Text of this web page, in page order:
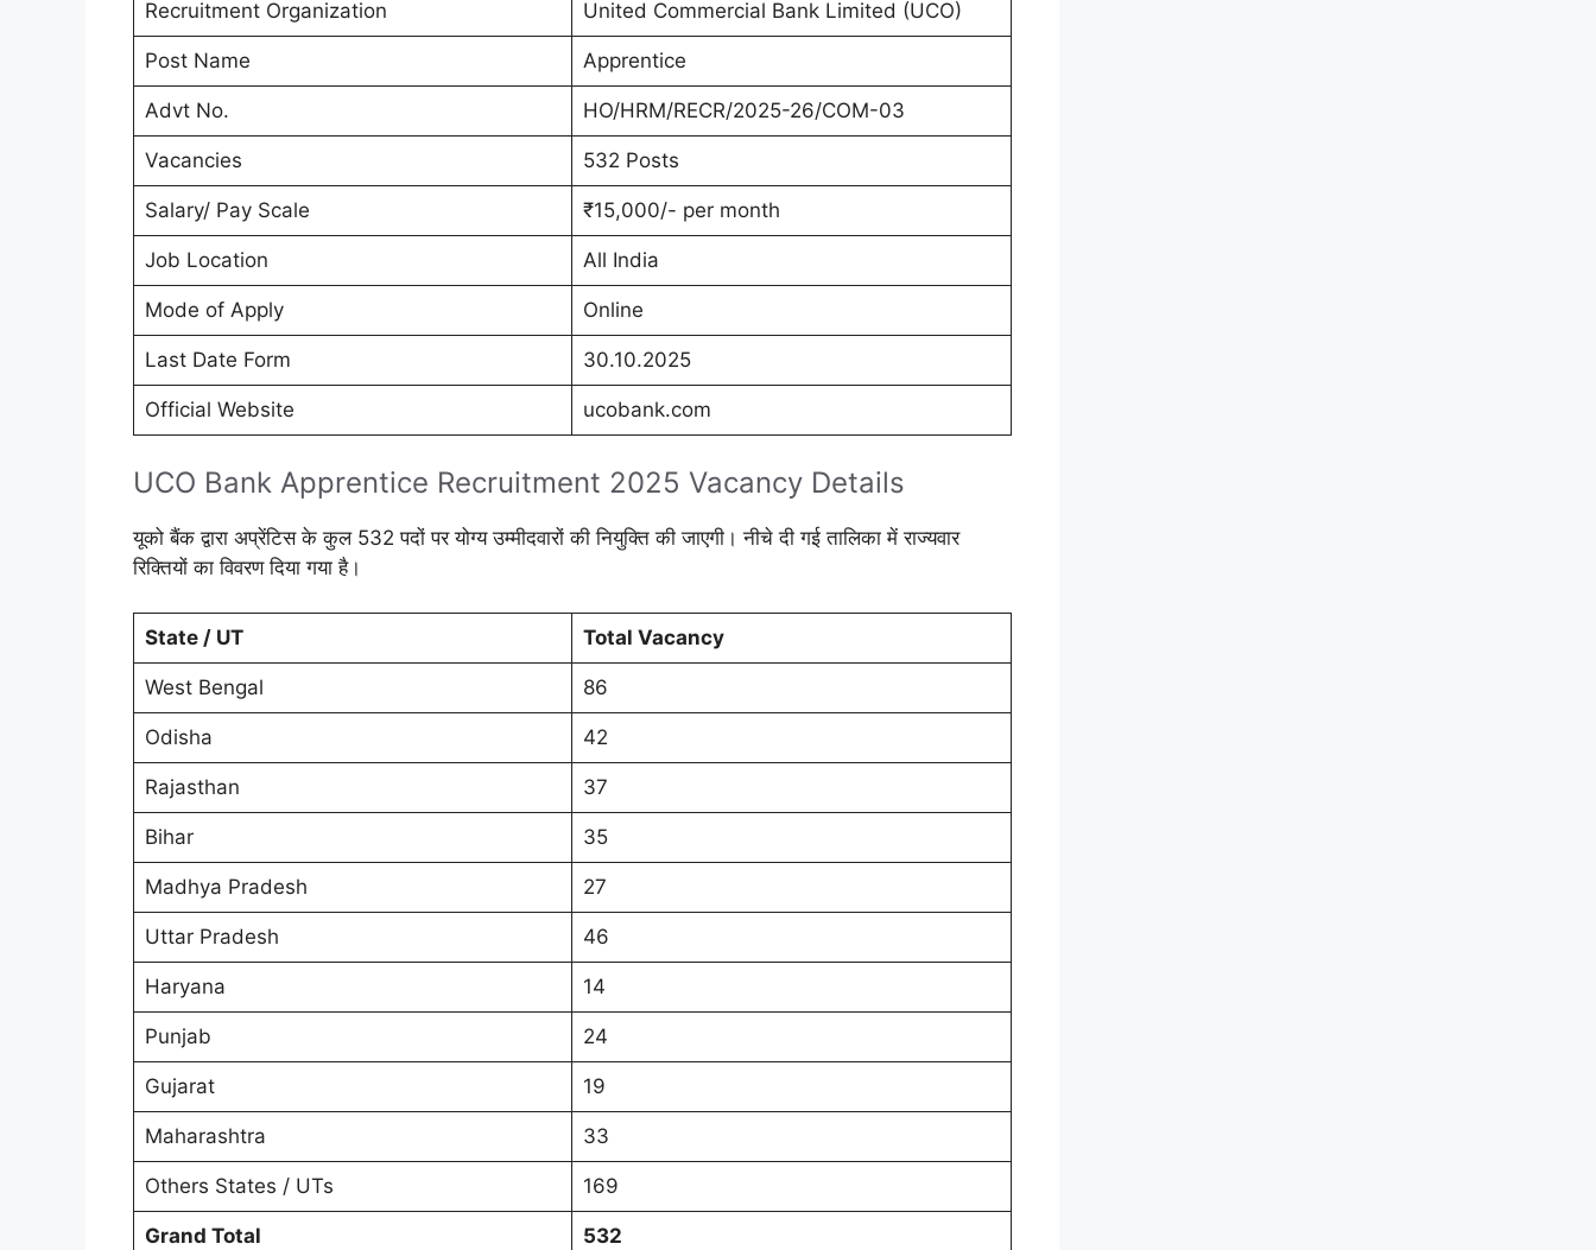
Recruitment Organization United Commercial Bank Limited (UCO)
Post Name Apprentice
Advt No. HO/HRM/RECR/2025-26/COM-03
Vacancies 532 Posts
Salary/ Pay Scale ₹15,000/- per month
Job Location All India
Mode of Apply Online
Last Date Form 30.10.2025
Official Website ucobank.com
UCO Bank Apprentice Recruitment 2025 Vacancy Details
यूको बैंक द्वारा अप्रेंटिस के कुल 532 पदों पर योग्य उम्मीदवारों की नियुक्ति की जाएगी। नीचे दी गई तालिका में राज्यवार
रिक्तियों का विवरण दिया गया है।
State / UT Total Vacancy
West Bengal 86
Odisha 42
Rajasthan 37
Bihar 35
Madhya Pradesh 27
Uttar Pradesh 46
Haryana 14
Punjab 24
Gujarat 19
Maharashtra 33
Others States / UTs 169
Grand Total 532